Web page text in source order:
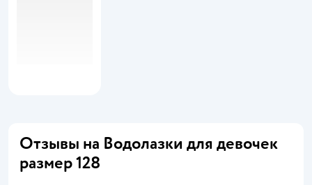
Отзывы на Водолазки для девочек
размер 128